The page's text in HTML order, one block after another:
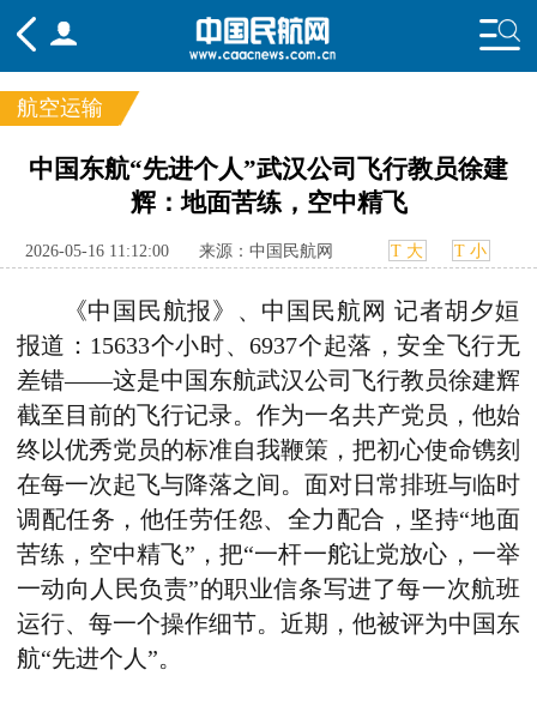
频道
要闻 国内 国际
航图 智库 专题 舆情
航空运输
中国东航“先进个人”武汉公司飞行教员徐建
辉：地面苦练，空中精飞
2026-05-16 11:12:00 来源：中国民航网 T 大 T 小
《中国民航报》、 中国民航网 记者胡夕姮
报道： 15633个小时、6937个起落，安全飞行无
差错——这是中国东航武汉公司飞行教员徐建辉
截至目前的飞行记录。作为一名共产党员，他始
终以优秀党员的标准自我鞭策，把初心使命镌刻
在每一次起飞与降落之间。面对日常排班与临时
调配任务，他任劳任怨、全力配合， 坚持“地面
苦练，空中精飞” ， 把“一杆一舵让党放心，一举
一动向人民负责”的职业信条写进了每一次航班
运行、每一个操作细节。近期，他被评为中国东
航“先进个人”。